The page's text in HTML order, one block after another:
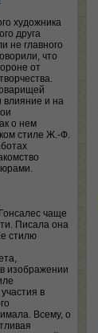
художника
друга
не главного
что
от
влияние и на
о нем
стиле Ж.-Ф.
чаще
Писала она
стилю
изображении
в
Всему, о